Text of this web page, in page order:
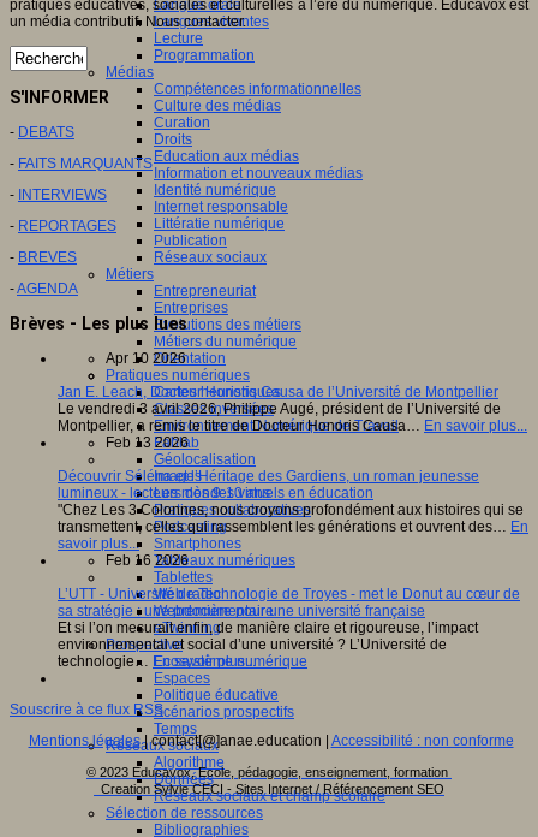
Langue orale
Langues vivantes
Lecture
Programmation
Médias
Compétences informationnelles
Culture des médias
Curation
Droits
Education aux médias
Information et nouveaux médias
Identité numérique
Internet responsable
Littératie numérique
Publication
Réseaux sociaux
Métiers
Entrepreneuriat
Entreprises
Evolutions des métiers
Métiers du numérique
Orientation
Pratiques numériques
Cartes heuristiques
Classes inversées
Environnement Numérique de Travail
Fablab
Géolocalisation
Images
Les mondes virtuels en éducation
Pratiques collaboratives
Podcasting
Smartphones
Tableaux numériques
Tablettes
Web radio
Webdocumentaire
eTwinning
Prospective
Ecosystème numérique
Espaces
Politique éducative
Scénarios prospectifs
Temps
Réseaux sociaux
Algorithme
Données
Réseaux sociaux et champ scolaire
Sélection de ressources
Bibliographies
pratiques éducatives, sociales et culturelles à l’ère du numérique. Educavox est
un média contributif. Nous contacter.
S'INFORMER
- DEBATS
- FAITS MARQUANTS
- INTERVIEWS
- REPORTAGES
- BREVES
-AGENDA
Brèves - Les plus lues
Apr 10 2026
Jan E. Leach, Docteur Honoris Causa de l’Université de Montpellier
Le vendredi 3 avril 2026, Philippe Augé, président de l’Université de
Montpellier, a remis le titre de Docteur Honoris Causa… En savoir plus...
Feb 13 2026
Découvrir Séléna et l’Héritage des Gardiens, un roman jeunesse
lumineux - lecteurs dès 9-10 ans
"Chez Les 3 Colonnes, nous croyons profondément aux histoires qui se
transmettent, celles qui rassemblent les générations et ouvrent des… En
savoir plus...
Feb 16 2026
L’UTT - Université de Technologie de Troyes - met le Donut au cœur de
sa stratégie : une première pour une université française
Et si l’on mesurait enfin, de manière claire et rigoureuse, l’impact
environnemental et social d’une université ? L’Université de
technologie… En savoir plus...
Souscrire à ce flux RSS
Mentions légales| contact[@]anae.education | Accessibilité : non conforme
© 2023 Educavox, Ecole, pédagogie, enseignement, formation
Creation Sylvie CECI - Sites Internet / Référencement SEO